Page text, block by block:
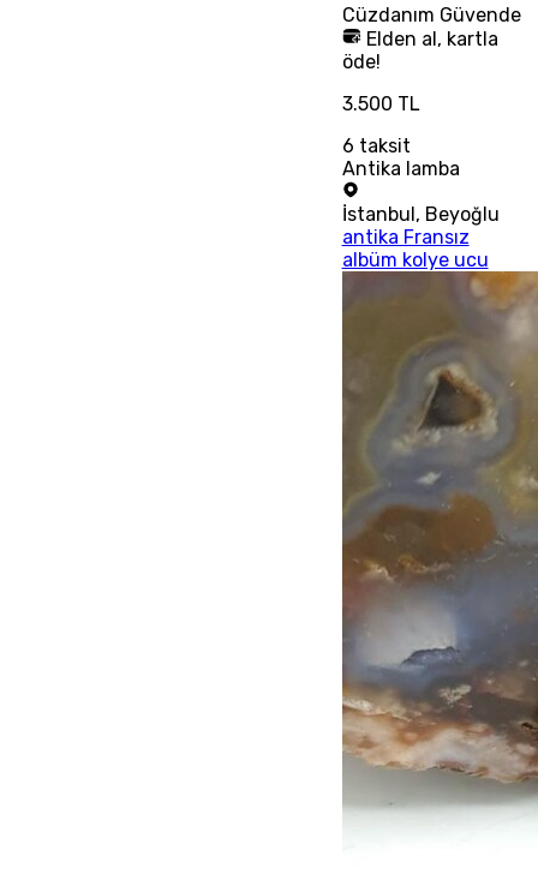
Cüzdanım Güvende
Elden al, kartla
öde!
3.500 TL
6 taksit
Antika lamba
İstanbul , Beyoğlu
antika Fransız
albüm kolye ucu